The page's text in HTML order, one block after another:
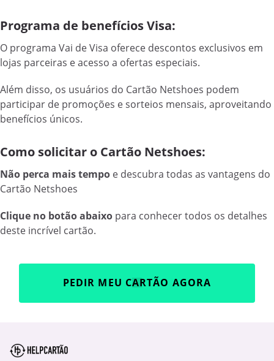
Programa de benefícios Visa:
O programa Vai de Visa oferece descontos exclusivos em
lojas parceiras e acesso a ofertas especiais.
Além disso, os usuários do Cartão Netshoes podem
participar de promoções e sorteios mensais, aproveitando
benefícios únicos.
Como solicitar o Cartão Netshoes:
Não perca mais tempo e descubra todas as vantagens do
Cartão Netshoes
Clique no botão abaixo para conhecer todos os detalhes
deste incrível cartão.
PEDIR MEU CARTÃO AGORA